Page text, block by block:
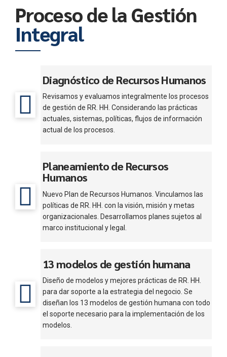
Proceso de la Gestión
Integral
Diagnóstico de Recursos Humanos
Revisamos y evaluamos integralmente los procesos
de gestión de RR. HH. Considerando las prácticas
actuales, sistemas, políticas, flujos de información
actual de los procesos.
Planeamiento de Recursos
Humanos
Nuevo Plan de Recursos Humanos. Vinculamos las
políticas de RR. HH. con la visión, misión y metas
organizacionales. Desarrollamos planes sujetos al
marco institucional y legal.
13 modelos de gestión humana
Diseño de modelos y mejores prácticas de RR. HH.
para dar soporte a la estrategia del negocio. Se
diseñan los 13 modelos de gestión humana con todo
el soporte necesario para la implementación de los
modelos.